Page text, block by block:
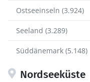
Ostseeinseln (3.924)
Seeland (3.289)
Süddänemark (5.148)
Nordseeküste